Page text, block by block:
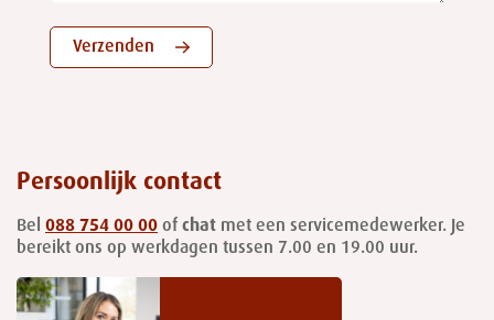
Verzenden
Persoonlijk contact
Bel 088 754 00 00 of chat met een servicemedewerker. Je
bereikt ons op werkdagen tussen 7.00 en 19.00 uur.